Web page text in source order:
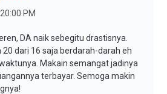
PM
DA naik sebegitu drastisnya.
20 dari 16 saja berdarah-darah eh
Makain semangat jadinya
terbayar. Semoga makin